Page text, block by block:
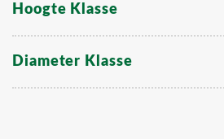
Hoogte Klasse
Diameter Klasse